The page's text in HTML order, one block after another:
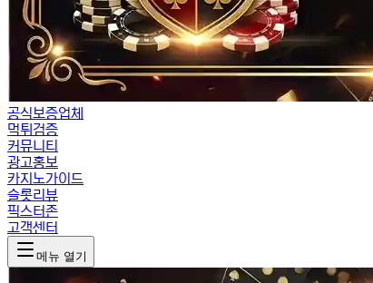
공식보증업체
먹튀검증
커뮤니티
광고홍보
카지노가이드
슬롯리뷰
픽스터존
고객센터
메뉴 열기